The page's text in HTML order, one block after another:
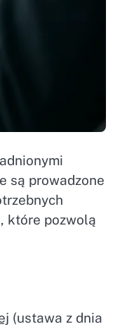
są prowadzone
które pozwolą
(ustawa z dnia